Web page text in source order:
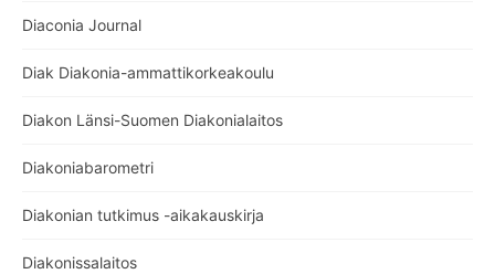
Diaconia Journal
Diak Diakonia-ammattikorkeakoulu
Diakon Länsi-Suomen Diakonialaitos
Diakoniabarometri
Diakonian tutkimus -aikakauskirja
Diakonissalaitos